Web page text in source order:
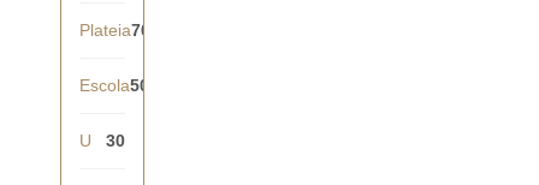
Plateia70
Escola50
U 30